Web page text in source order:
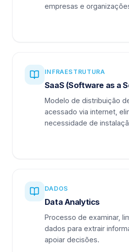
empresas e
INFRAESTRUTURA
SaaS (Software as a
Modelo de distribuição
acessado via internet,
necessidade de
DADOS
Data Analytics
Processo de examinar,
dados para extrair
apoiar decisões.